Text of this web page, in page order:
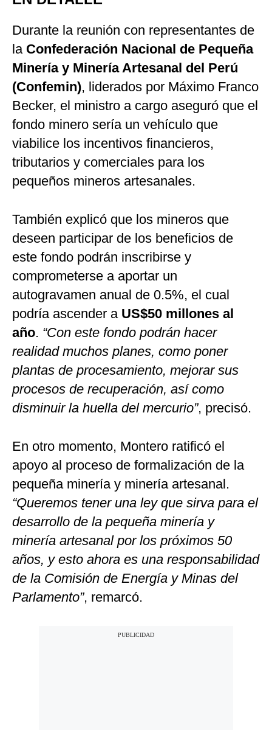
Durante la reunión con representantes de
la Confederación Nacional de Pequeña
Minería y Minería Artesanal del Perú
(Confemin), liderados por Máximo Franco
Becker, el ministro a cargo aseguró que el
fondo minero sería un vehículo que
viabilice los incentivos financieros,
tributarios y comerciales para los
pequeños mineros artesanales.
También explicó que los mineros que
deseen participar de los beneficios de
este fondo podrán inscribirse y
comprometerse a aportar un
autogravamen anual de 0.5%, el cual
podría ascender a US$50 millones al
año. “Con este fondo podrán hacer
realidad muchos planes, como poner
plantas de procesamiento, mejorar sus
procesos de recuperación, así como
disminuir la huella del mercurio”, precisó.
En otro momento, Montero ratificó el
apoyo al proceso de formalización de la
pequeña minería y minería artesanal.
“Queremos tener una ley que sirva para el
desarrollo de la pequeña minería y
minería artesanal por los próximos 50
años, y esto ahora es una responsabilidad
de la Comisión de Energía y Minas del
Parlamento”, remarcó.